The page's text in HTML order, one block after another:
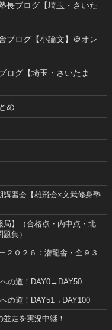
長ブログ【埼玉・さいた
ブログ【小論文】＠オン
ログ【埼玉・さいたま
め
講習会【雄飛会×文武修身塾
局】（合格点・内申点・北
集）
２０２６：潜龍舎・全９３
の道！DAY0→DAY50
の道！DAY51→DAY100
走を実況中継！